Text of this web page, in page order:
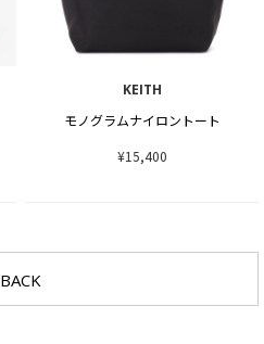
KEITH
モノグラムナイロントート
¥15,400
BACK